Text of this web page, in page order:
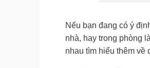
Nếu bạn đang có ý
nhà, hay trong phòng
nhau tìm hiểu thêm về